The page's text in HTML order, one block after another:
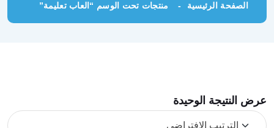
الصفحة الرئيسية منتجات تحت الوسم “العاب تعليمة”
عرض النتيجة الوحيدة